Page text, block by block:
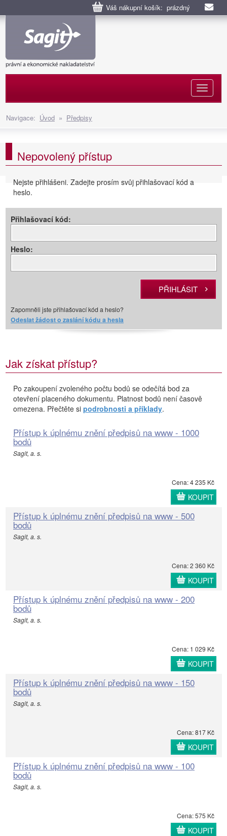
Váš nákupní košík: prázdný
Navigace: Úvod » Předpisy
Nepovolený přístup
Nejste přihlášeni. Zadejte prosím svůj přihlašovací kód a
heslo.
Přihlašovací kód:
Heslo:
Zapomněli jste přihlašovací kód a heslo?
Odeslat žádost o zaslání kódu a hesla
Jak získat přístup?
Po zakoupení zvoleného počtu bodů se odečítá bod za
otevření placeného dokumentu. Platnost bodů není časově
omezena. Přečtěte si podrobnosti a příklady.
Přístup k úplnému znění předpisů na www - 1000
bodů
Sagit, a. s.
Cena: 4 235 Kč
KOUPIT
Přístup k úplnému znění předpisů na www - 500
bodů
Sagit, a. s.
Cena: 2 360 Kč
KOUPIT
Přístup k úplnému znění předpisů na www - 200
bodů
Sagit, a. s.
Cena: 1 029 Kč
KOUPIT
Přístup k úplnému znění předpisů na www - 150
bodů
Sagit, a. s.
Cena: 817 Kč
KOUPIT
Přístup k úplnému znění předpisů na www - 100
bodů
Sagit, a. s.
Cena: 575 Kč
KOUPIT